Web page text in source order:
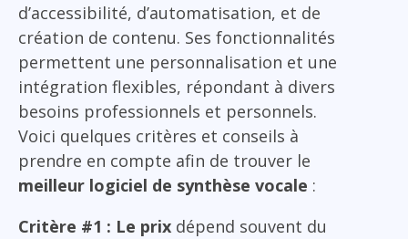
d’accessibilité, d’automatisation, et de
création de contenu. Ses fonctionnalités
permettent une personnalisation et une
intégration flexibles, répondant à divers
besoins professionnels et personnels.
Voici quelques critères et conseils à
prendre en compte afin de trouver le
meilleur logiciel de synthèse vocale :
Critère #1 : Le prix dépend souvent du